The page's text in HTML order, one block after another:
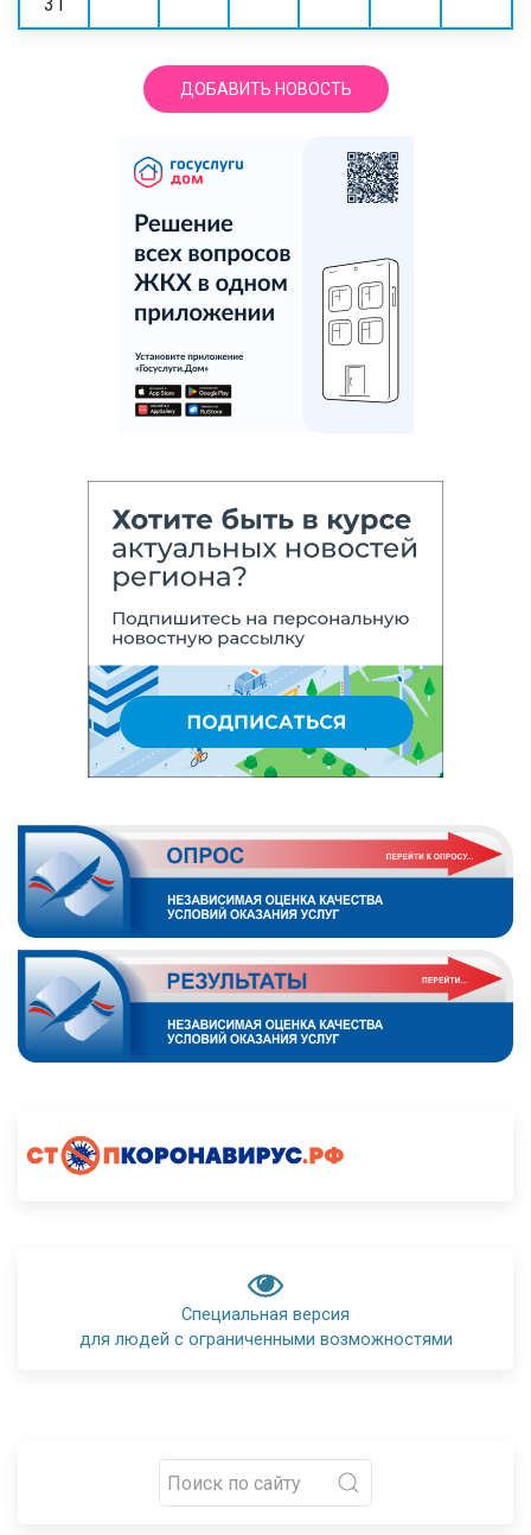
ДОБАВИТЬ НОВОСТЬ
Специальная версия
для людей с ограниченными возможностями